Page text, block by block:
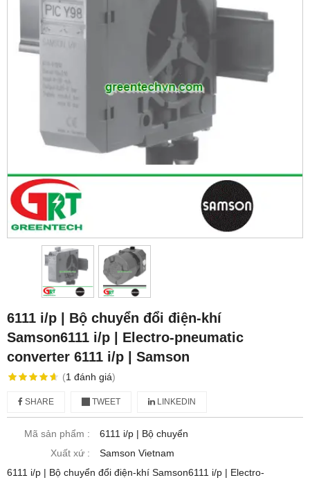
6111 i/p | Bộ chuyển đổi điện-khí
Samson6111 i/p | Electro-pneumatic
converter 6111 i/p | Samson
(1 đánh giá)
SHARE TWEET LINKEDIN
Mã sản phẩm :
6111 i/p | Bộ chuyển
Xuất xứ :
Samson Vietnam
6111 i/p | Bộ chuyển đổi điện-khí Samson6111 i/p | Electro-